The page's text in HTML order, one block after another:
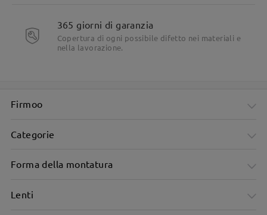
365 giorni di garanzia
Copertura di ogni possibile difetto nei materiali e
nella lavorazione.
Firmoo
Categorie
Forma della montatura
Lenti